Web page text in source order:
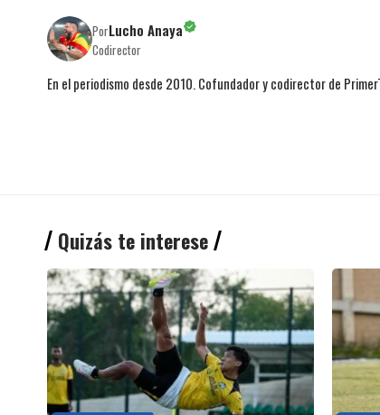
PorLucho Anaya
Codirector
En el periodismo desde 2010. Cofundador y codirector de
Quizás te interese